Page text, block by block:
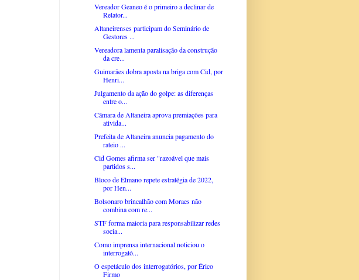
Vereador Geaneo é o primeiro a declinar de
Relator...
Altaneirenses participam do Seminário de
Gestores ...
Vereadora lamenta paralisação da construção
da cre...
Guimarães dobra aposta na briga com Cid, por
Henri...
Julgamento da ação do golpe: as diferenças
entre o...
Câmara de Altaneira aprova premiações para
ativida...
Prefeita de Altaneira anuncia pagamento do
rateio ...
Cid Gomes afirma ser "razoável que mais
partidos s...
Bloco de Elmano repete estratégia de 2022,
por Hen...
Bolsonaro brincalhão com Moraes não
combina com re...
STF forma maioria para responsabilizar redes
socia...
Como imprensa internacional noticiou o
interrogató...
O espetáculo dos interrogatórios, por Érico
Firmo